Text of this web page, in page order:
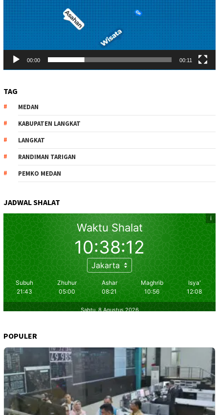
00:00 00:11
TAG
MEDAN
KABUPATEN LANGKAT
LANGKAT
RANDIMAN TARIGAN
PEMKO MEDAN
JADWAL SHALAT
POPULER